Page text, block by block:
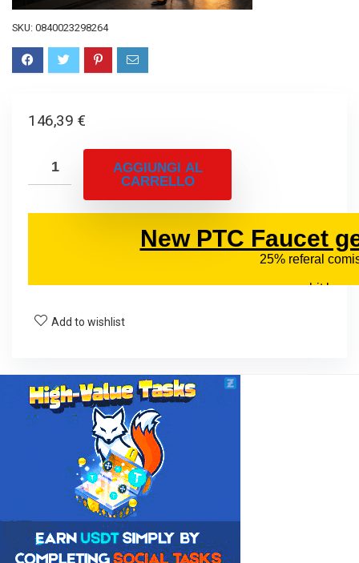
SKU: 0840023298264
146,39 €
AGGIUNGI AL
CARRELLO
Add to wishlist